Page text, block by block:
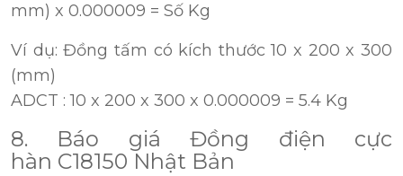
mm) x 0.000009 = Số Kg
Ví dụ: Đồng tấm có kích thước 10 x 200 x 300
(mm)
ADCT : 10 x 200 x 300 x 0.000009 = 5.4 Kg
8. Báo giá Đồng điện cực
hàn C18150 Nhật Bản